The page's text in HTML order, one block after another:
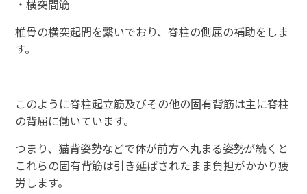
・横突間筋
椎骨の横突起間を繋いでおり、脊柱の側屈の補助をしま
す。
このように脊柱起立筋及びその他の固有背筋は主に脊柱
の背屈に働いています。
つまり、猫背姿勢などで体が前方へ丸まる姿勢が続くと
これらの固有背筋は引き延ばされたまま負担がかかり疲
労します。